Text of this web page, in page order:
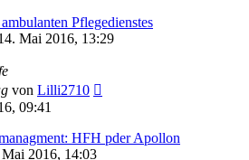
Pflegedienstes
Mai 2016, 13:29
von Lilli2710
09:41
HFH pder Apollon
2016, 14:03